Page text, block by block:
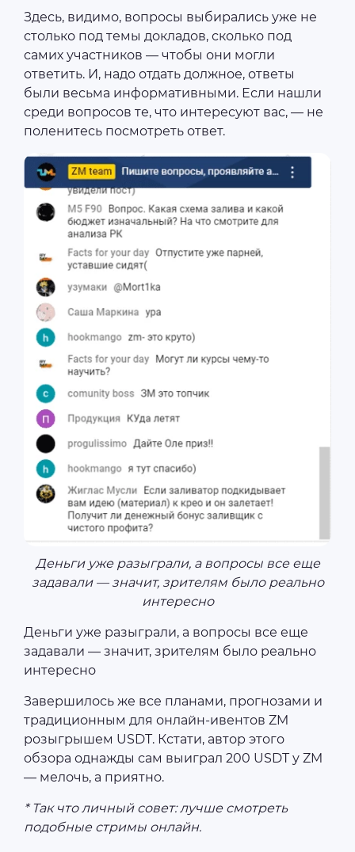
Здесь, видимо, вопросы выбирались уже не
столько под темы докладов, сколько под
самих участников — чтобы они могли
ответить. И, надо отдать должное, ответы
были весьма информативными. Если нашли
среди вопросов те, что интересуют вас, — не
поленитесь посмотреть ответ.
Деньги уже разыграли, а вопросы все еще
задавали — значит, зрителям было реально
интересно
Деньги уже разыграли, а вопросы все еще
задавали — значит, зрителям было реально
интересно
Завершилось же все планами, прогнозами и
традиционным для онлайн-ивентов ZM
розыгрышем USDT. Кстати, автор этого
обзора однажды сам выиграл 200 USDT у ZM
— мелочь, а приятно.
* Так что личный совет: лучше смотреть
подобные стримы онлайн.